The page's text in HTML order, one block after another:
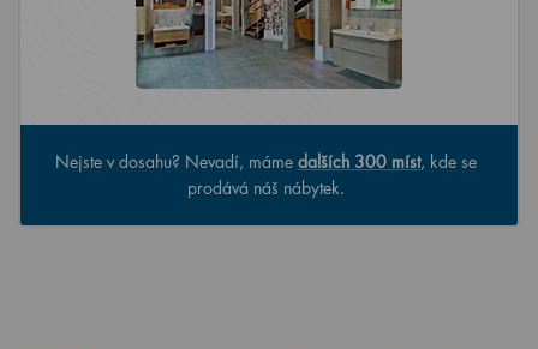
Nejste v dosahu? Nevadí, máme dalších 300 míst, kde se
prodává náš nábytek.